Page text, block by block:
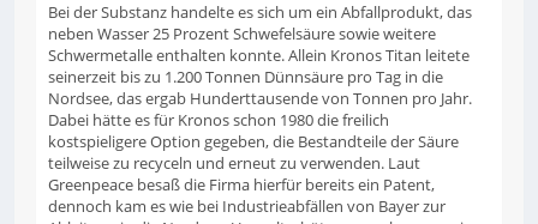
Bei der Substanz handelte es sich um ein Abfallprodukt, das
neben Wasser 25 Prozent Schwefelsäure sowie weitere
Schwermetalle enthalten konnte. Allein Kronos Titan leitete
seinerzeit bis zu 1.200 Tonnen Dünnsäure pro Tag in die
Nordsee, das ergab Hunderttausende von Tonnen pro Jahr.
Dabei hätte es für Kronos schon 1980 die freilich
kostspieligere Option gegeben, die Bestandteile der Säure
teilweise zu recyceln und erneut zu verwenden. Laut
Greenpeace besaß die Firma hierfür bereits ein Patent,
dennoch kam es wie bei Industrieabfällen von Bayer zur